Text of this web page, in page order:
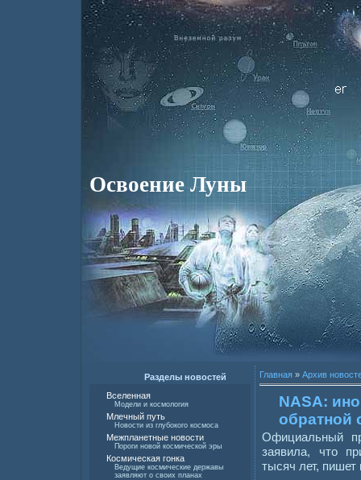
Освоение Луны
Разделы новостей
Вселенная
Модели и космология
Млечный путь
Новости из глубокого космоса
Межпланетные новости
Пороги новой космической эры
Космическая гонка
Ведущие космические державы
заявляют о своих планах
Главная » Архив
NASA:
обратной
Официальный
заявила, что
тысяч лет, пишет